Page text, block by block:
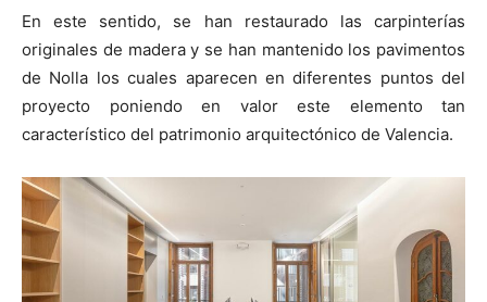
En este sentido, se han restaurado las carpinterías
originales de madera y se han mantenido los pavimentos
de Nolla los cuales aparecen en diferentes puntos del
proyecto poniendo en valor este elemento tan
característico del patrimonio arquitectónico de Valencia.